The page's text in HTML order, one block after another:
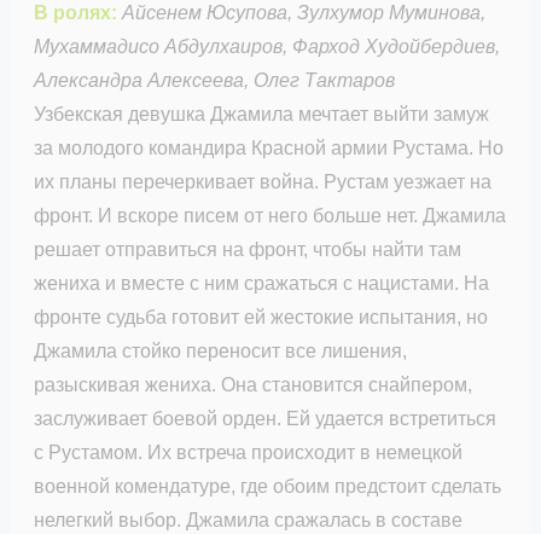
В ролях: Айсенем Юсупова, Зулхумор Муминова,
Мухаммадисо Абдулхаиров, Фарход Худойбердиев,
Александра Алексеева, Олег Тактаров
Узбекская девушка Джамила мечтает выйти замуж
за молодого командира Красной армии Рустама. Но
их планы перечеркивает война. Рустам уезжает на
фронт. И вскоре писем от него больше нет. Джамила
решает отправиться на фронт, чтобы найти там
жениха и вместе с ним сражаться с нацистами. На
фронте судьба готовит ей жестокие испытания, но
Джамила стойко переносит все лишения,
разыскивая жениха. Она становится снайпером,
заслуживает боевой орден. Ей удается встретиться
с Рустамом. Их встреча происходит в немецкой
военной комендатуре, где обоим предстоит сделать
нелегкий выбор. Джамила сражалась в составе